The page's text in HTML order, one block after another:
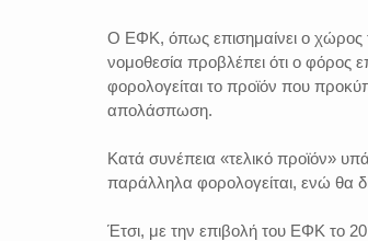
Ο ΕΦΚ, όπως επισημαίνει ο χώρος
νομοθεσία προβλέπει ότι ο φόρος
φορολογείται το προϊόν που
απολάσπωση.
Κατά συνέπεια «τελικό προϊόν»
παράλληλα φορολογείται, ενώ θα
Έτσι, με την επιβολή του ΕΦΚ το